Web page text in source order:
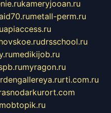
kameryjooan.ru
metall-perm.ru
apiaccess.ru
drsschool.ru
medikijob.ru
myragon.ru
rti.com.ru
mobtopik.ru